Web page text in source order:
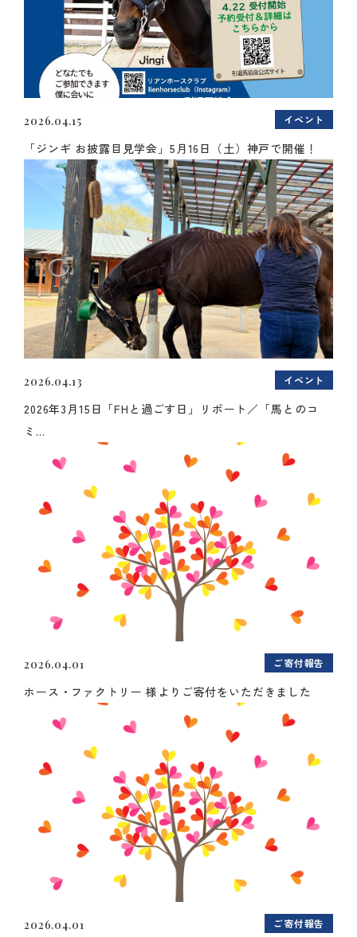
2026.04.15 イベント
「ジンギ お披露目見学会」5月16日（土）神戸で開催！
2026.04.13 イベント
2026年3月15日「FHと過ごす日」リポート／「馬とのコ
ミ...
2026.04.01 ご寄付報告
ホース・ファクトリー 様よりご寄付をいただきました
2026.04.01 ご寄付報告